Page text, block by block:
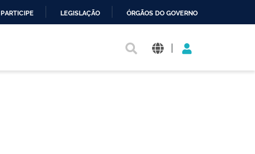
PARTICIPE LEGISLAÇÃO ÓRGÃOS DO GOVERNO
|